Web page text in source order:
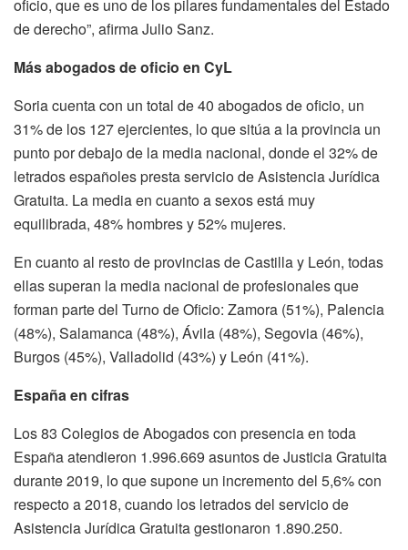
oficio, que es uno de los pilares fundamentales del Estado
de derecho”, afirma Julio Sanz.
Más abogados de oficio en CyL
Soria cuenta con un total de 40 abogados de oficio, un
31% de los 127 ejercientes, lo que sitúa a la provincia un
punto por debajo de la media nacional, donde el 32% de
letrados españoles presta servicio de Asistencia Jurídica
Gratuita. La media en cuanto a sexos está muy
equilibrada, 48% hombres y 52% mujeres.
En cuanto al resto de provincias de Castilla y León, todas
ellas superan la media nacional de profesionales que
forman parte del Turno de Oficio: Zamora (51%), Palencia
(48%), Salamanca (48%), Ávila (48%), Segovia (46%),
Burgos (45%), Valladolid (43%) y León (41%).
España en cifras
Los 83 Colegios de Abogados con presencia en toda
España atendieron 1.996.669 asuntos de Justicia Gratuita
durante 2019, lo que supone un incremento del 5,6% con
respecto a 2018, cuando los letrados del servicio de
Asistencia Jurídica Gratuita gestionaron 1.890.250.